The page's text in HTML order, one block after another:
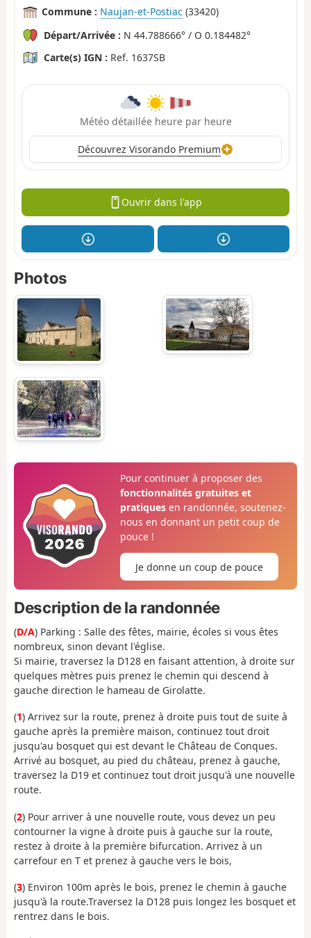
Commune : Naujan-et-Postiac (33420)
Départ/Arrivée : N 44.788666° / O 0.184482°
Carte(s) IGN : Ref. 1637SB
Météo détaillée heure par heure
Découvrez Visorando Premium
Ouvrir dans l'app
Photos
Pour continuer à proposer des
fonctionnalités gratuites et
pratiquesen randonnée, soutenez-
nous en donnant un petit coup de
pouce !
Je donne un coup de pouce
Description de la randonnée
(D/A) Parking : Salle des fêtes, mairie, écoles si vous êtes
nombreux, sinon devant l'église.
Si mairie, traversez la D128 en faisant attention, à droite sur
quelques mètres puis prenez le chemin qui descend à
gauche direction le hameau de Girolatte.
(1) Arrivez sur la route, prenez à droite puis tout de suite à
gauche après la première maison, continuez tout droit
jusqu'au bosquet qui est devant le Château de Conques.
Arrivé au bosquet, au pied du château, prenez à gauche,
traversez la D19 et continuez tout droit jusqu'à une nouvelle
route.
(2) Pour arriver à une nouvelle route, vous devez un peu
contourner la vigne à droite puis à gauche sur la route,
restez à droite à la première bifurcation. Arrivez à un
carrefour en T et prenez à gauche vers le bois,
(3) Environ 100m après le bois, prenez le chemin à gauche
jusqu'à la route.Traversez la D128 puis longez les bosquet et
rentrez dans le bois.